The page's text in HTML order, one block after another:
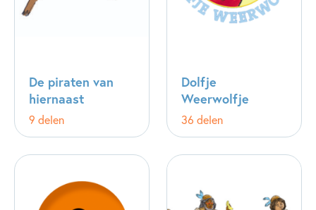
De piraten van
hiernaast
9 delen
Dolfje
Weerwolfje
36 delen